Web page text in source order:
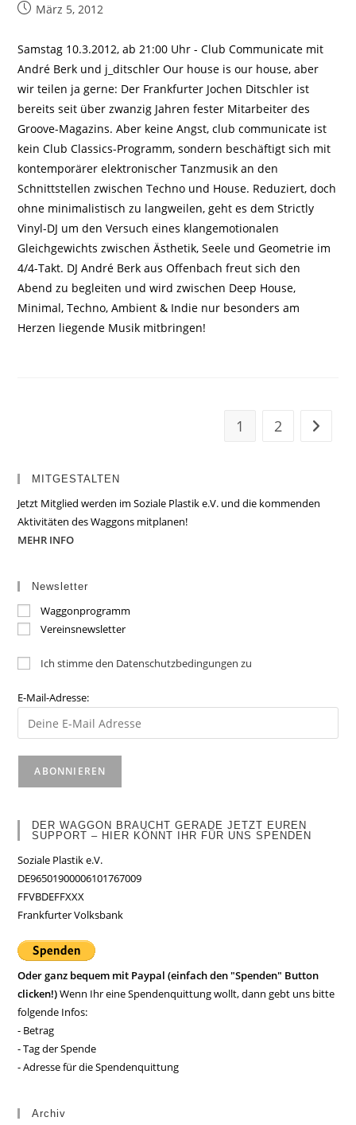
BeitragMärz 5, 2012
Samstag 10.3.2012, ab 21:00 Uhr - Club Communicate mit
André Berk und j_ditschler Our house is our house, aber
wir teilen ja gerne: Der Frankfurter Jochen Ditschler ist
bereits seit über zwanzig Jahren fester Mitarbeiter des
Groove-Magazins. Aber keine Angst, club communicate ist
kein Club Classics-Programm, sondern beschäftigt sich mit
kontemporärer elektronischer Tanzmusik an den
Schnittstellen zwischen Techno und House. Reduziert, doch
ohne minimalistisch zu langweilen, geht es dem Strictly
Vinyl-DJ um den Versuch eines klangemotionalen
Gleichgewichts zwischen Ästhetik, Seele und Geometrie im
4/4-Takt. DJ André Berk aus Offenbach freut sich den
Abend zu begleiten und wird zwischen Deep House,
Minimal, Techno, Ambient & Indie nur besonders am
Herzen liegende Musik mitbringen!
1 2 Zur
MITGESTALTEN
Jetzt Mitglied werden im Soziale Plastik e.V. und die kommenden
Aktivitäten des Waggons mitplanen!
MEHR INFO
Newsletter
Waggonprogramm
Vereinsnewsletter
Ich stimme den Datenschutzbedingungen zu
E-Mail-Adresse:
DER WAGGON BRAUCHT GERADE JETZT EUREN
SUPPORT – HIER KÖNNT IHR FÜR UNS SPENDEN
Soziale Plastik e.V.
DE96501900006101767009
FFVBDEFFXXX
Frankfurter Volksbank
Oder ganz bequem mit Paypal (einfach den "Spenden" Button
clicken!)Wenn Ihr eine Spendenquittung wollt, dann gebt uns bitte
folgende Infos:
- Betrag
- Tag der Spende
- Adresse für die Spendenquittung
Archiv